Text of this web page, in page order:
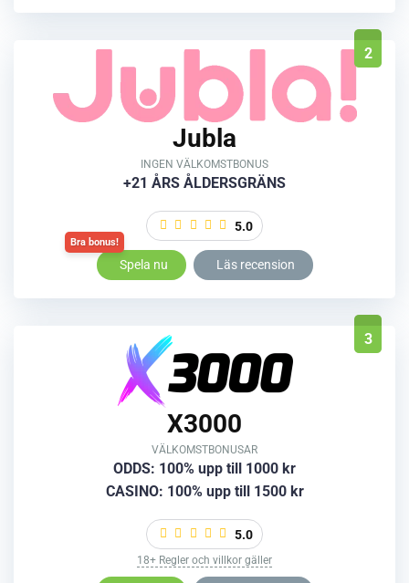
2
Jubla
INGEN VÄLKOMSTBONUS
+21 ÅRS ÅLDERSGRÄNS
5.0
Spela nu Läs recension
3
X3000
VÄLKOMSTBONUSAR
ODDS: 100% upp till 1000 kr
CASINO: 100% upp till 1500 kr
5.0
18+ Regler och villkor gäller